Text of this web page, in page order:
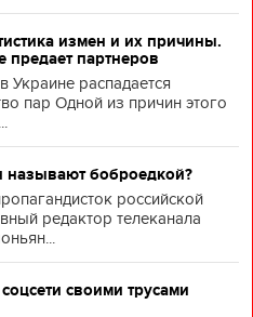
измен и их причины.
предает партнеров
Украине распадается
пар Одной из причин этого
называют боброедкой?
российской
редактор телеканала
своими трусами